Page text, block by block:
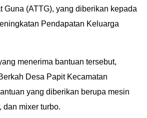
Guna (ATTG), yang diberikan kepada
Pendapatan Keluarga
menerima bantuan tersebut,
Desa Papit Kecamatan
yang diberikan berupa mesin
dan mixer turbo.